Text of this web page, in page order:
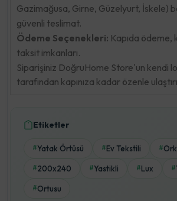
Gazimağusa, Girne, Güzelyurt, İskele)
güvenli teslimat.
Ödeme Seçenekleri: Kapıda ödeme,
taksit imkanları.
Siparişiniz DoğruHome Store'un kendi
tarafından kapınıza kadar özenle
Etiketler
#Yatak Örtüsü #Ev Tekstili #
#200x240 #Yastikli #Lux #
#Ortusu